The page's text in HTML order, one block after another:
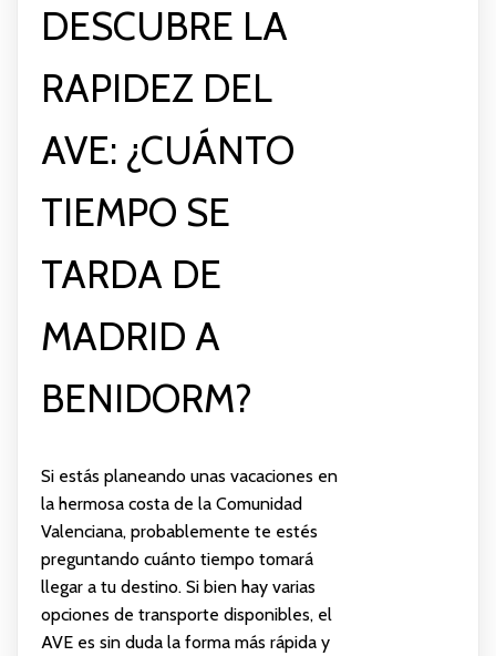
DESCUBRE LA
RAPIDEZ DEL
AVE: ¿CUÁNTO
TIEMPO SE
TARDA DE
MADRID A
BENIDORM?
Si estás planeando unas vacaciones en
la hermosa costa de la Comunidad
Valenciana, probablemente te estés
preguntando cuánto tiempo tomará
llegar a tu destino. Si bien hay varias
opciones de transporte disponibles, el
AVE es sin duda la forma más rápida y